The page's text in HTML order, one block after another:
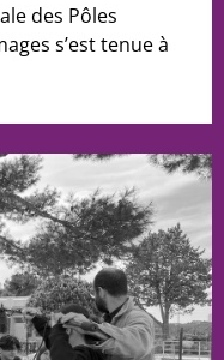
des Pôles
s’est tenue à